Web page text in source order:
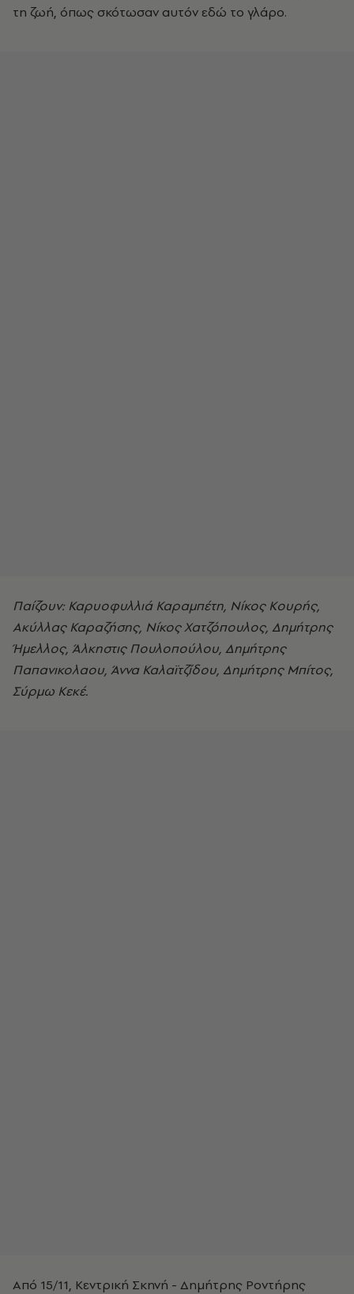
τη ζωή, όπως σκότωσαν αυτόν εδώ το γλάρο.
Παίζουν: Καρυοφυλλιά Καραμπέτη, Νίκος Κουρής,
Ακύλλας Καραζήσης, Νίκος Χατζόπουλος, Δημήτρης
Ήμελλος, Άλκηστις Πουλοπούλου, Δημήτρης
Παπανικολαου, Άννα Καλαϊτζίδου, Δημήτρης Μπίτος,
Σύρμω Κεκέ.
Από 15/11, Κεντρική Σκηνή - Δημήτρης Ροντήρης